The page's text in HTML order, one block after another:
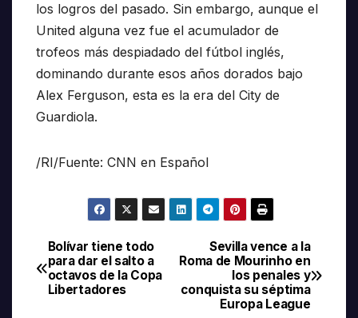
los logros del pasado. Sin embargo, aunque el
United alguna vez fue el acumulador de
trofeos más despiadado del fútbol inglés,
dominando durante esos años dorados bajo
Alex Ferguson, esta es la era del City de
Guardiola.
/RI/Fuente: CNN en Español
Navegación
de
Sevilla vence a la
Roma de Mourinho en
los penales y
conquista su séptima
Europa League
Bolívar tiene todo
para dar el salto a
octavos de la Copa
Libertadores